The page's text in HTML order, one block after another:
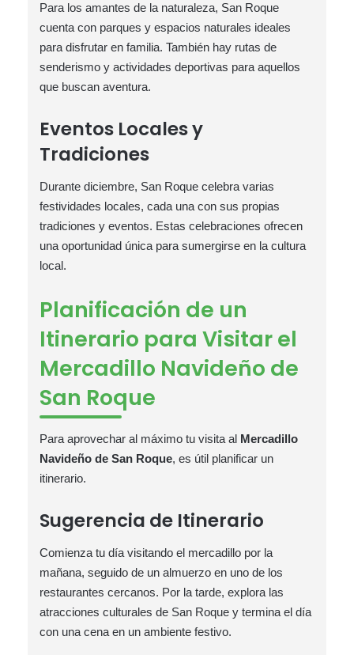
Para los amantes de la naturaleza, San Roque
cuenta con parques y espacios naturales ideales
para disfrutar en familia. También hay rutas de
senderismo y actividades deportivas para aquellos
que buscan aventura.
Eventos Locales y
Tradiciones
Durante diciembre, San Roque celebra varias
festividades locales, cada una con sus propias
tradiciones y eventos. Estas celebraciones ofrecen
una oportunidad única para sumergirse en la cultura
local.
Planificación de un
Itinerario para Visitar el
Mercadillo Navideño de
San Roque
Para aprovechar al máximo tu visita al Mercadillo
Navideño de San Roque, es útil planificar un
itinerario.
Sugerencia de Itinerario
Comienza tu día visitando el mercadillo por la
mañana, seguido de un almuerzo en uno de los
restaurantes cercanos. Por la tarde, explora las
atracciones culturales de San Roque y termina el día
con una cena en un ambiente festivo.